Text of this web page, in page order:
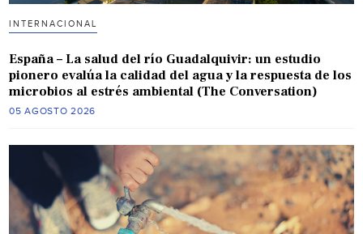
INTERNACIONAL
España – La salud del río Guadalquivir: un estudio
pionero evalúa la calidad del agua y la respuesta de los
microbios al estrés ambiental (The Conversation)
05 AGOSTO 2026